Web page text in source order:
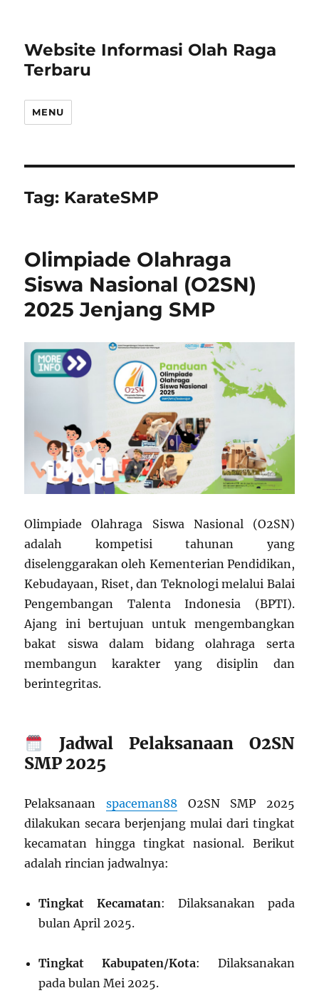
Website Informasi Olah Raga
Terbaru
MENU
Tag: KarateSMP
Olimpiade Olahraga
Siswa Nasional (O2SN)
2025 Jenjang SMP
Olimpiade Olahraga Siswa Nasional (O2SN)
adalah kompetisi tahunan yang
diselenggarakan oleh Kementerian Pendidikan,
Kebudayaan, Riset, dan Teknologi melalui Balai
Pengembangan Talenta Indonesia (BPTI).
Ajang ini bertujuan untuk mengembangkan
bakat siswa dalam bidang olahraga serta
membangun karakter yang disiplin dan
berintegritas.
Jadwal Pelaksanaan O2SN
SMP 2025
Pelaksanaan spaceman88 O2SN SMP 2025
dilakukan secara berjenjang mulai dari tingkat
kecamatan hingga tingkat nasional. Berikut
adalah rincian jadwalnya:
Tingkat Kecamatan: Dilaksanakan pada
bulan April 2025.
Tingkat Kabupaten/Kota: Dilaksanakan
pada bulan Mei 2025.